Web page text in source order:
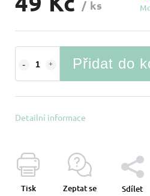
/ ks
Přidat do
Detailní informace
Tisk Zeptat se Sdílet